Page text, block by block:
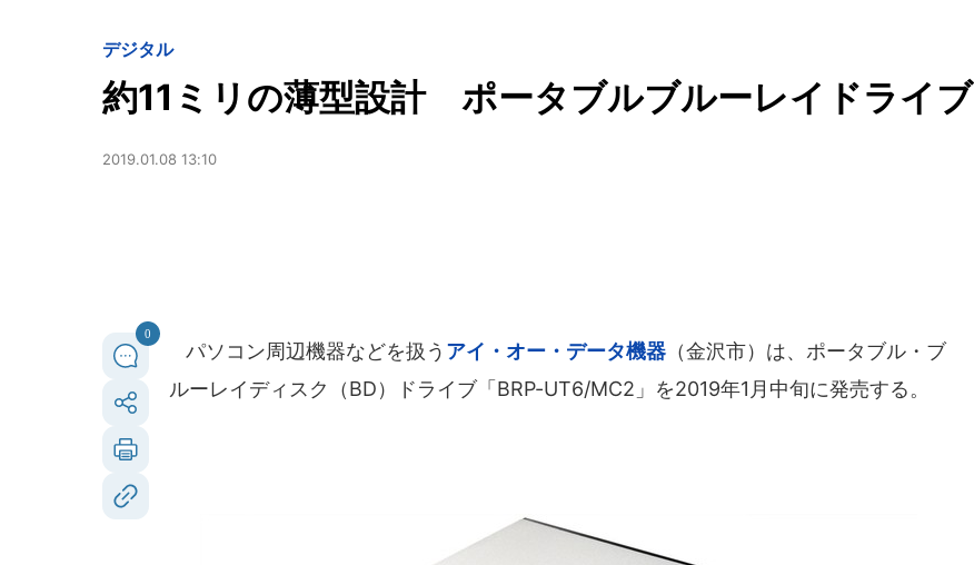
デジタル
約11ミリの薄型設計 ポータブルブルーレイドライブ
2019.01.08 13:10
0
パソコン周辺機器などを扱う アイ・オー・データ機器 （金沢市）は、ポータブル・ブ
ルーレイディスク（BD）ドライブ「BRP-UT6/MC2」を2019年1月中旬に発売する。